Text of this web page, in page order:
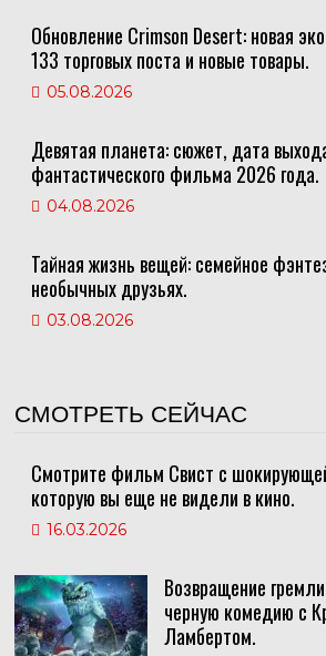
Обновление Crimson Desert: новая
133 торговых поста и новые товары.
05.08.2026
Девятая планета: сюжет, дата
фантастического фильма 2026 года.
04.08.2026
Тайная жизнь вещей: семейное
необычных друзьях.
03.08.2026
СМОТРЕТЬ СЕЙЧАС
Смотрите фильм Свист с
которую вы еще не видели в кино.
16.03.2026
Возвращение
черную комедию с
Ламбертом.